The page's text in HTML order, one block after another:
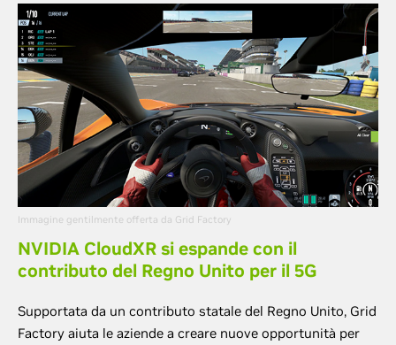
Immagine gentilmente offerta da Grid Factory
NVIDIA CloudXR si espande con il
contributo del Regno Unito per il 5G
Supportata da un contributo statale del Regno Unito, Grid
Factory aiuta le aziende a creare nuove opportunità per